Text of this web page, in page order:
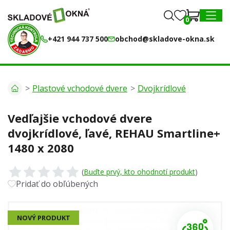
0
+421 944 737 500 obchod@skladove-okna.sk
0
Plastové vchodové dvere Dvojkrídlové
Vedľajšie vchodové dvere
dvojkrídlové, ľavé, REHAU Smartline+
1480 x 2080
(Buďte prvý, kto ohodnotí produkt)
Pridať do obľúbených
NOVÝ PRODUKT